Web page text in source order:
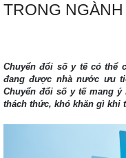
TRONG
Chuyển đổi số y tế có thể
đang được nhà nước ưu
Chuyển đổi số y tế mang
thách thức, khó khăn gì khi